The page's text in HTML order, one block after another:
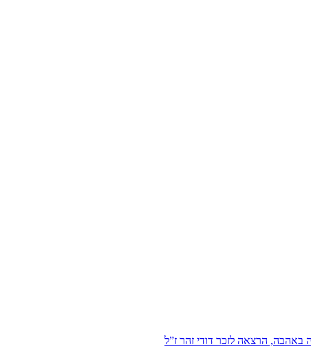
באהבה, הרצאה לזכר דודי זהר ז”ל